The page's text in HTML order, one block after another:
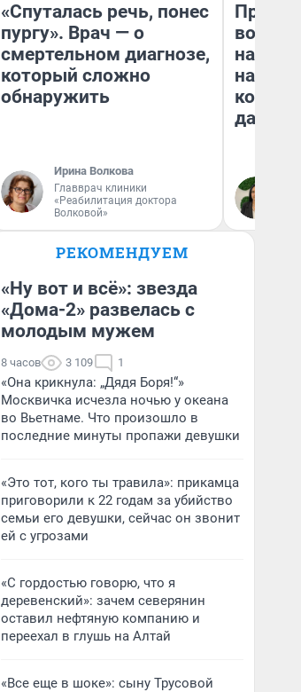
«Спуталась речь, понес
пургу». Врач — о
смертельном диагнозе,
который сложно
обнаружить
Ирина Волкова
Главврач клиники
«Реабилитация доктора
Волковой»
нам
даже
РЕКОМЕНДУЕМ
«Ну вот и всё»: звезда
«Дома-2» развелась с
молодым мужем
8 часов 3 109 1
«Она крикнула: „Дядя Боря!“»
Москвичка исчезла ночью у океана
во Вьетнаме. Что произошло в
последние минуты пропажи девушки
«Это тот, кого ты травила»: прикамца
приговорили к 22 годам за убийство
семьи его девушки, сейчас он звонит
ей с угрозами
«С гордостью говорю, что я
деревенский»: зачем северянин
оставил нефтяную компанию и
переехал в глушь на Алтай
«Все еще в шоке»: сыну Трусовой